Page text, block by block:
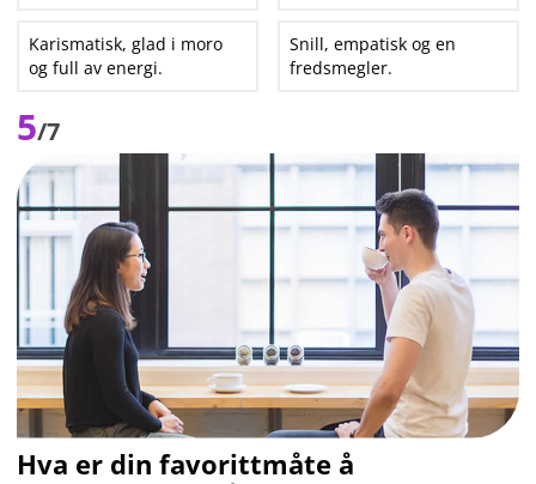
Karismatisk, glad i moro
og full av energi.
Snill, empatisk og en
fredsmegler.
5/7
Hva er din favorittmåte å